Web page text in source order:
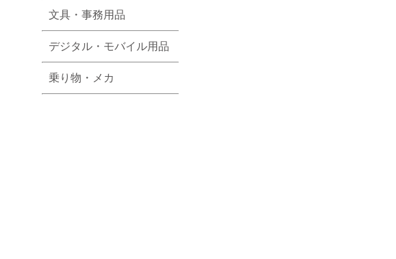
文具・事務用品
デジタル・モバイル用品
乗り物・メカ